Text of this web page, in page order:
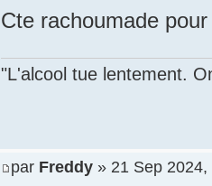
Cte rachoumade
"L'alcool tue lentement.
par Freddy » 21 Sep 2024,